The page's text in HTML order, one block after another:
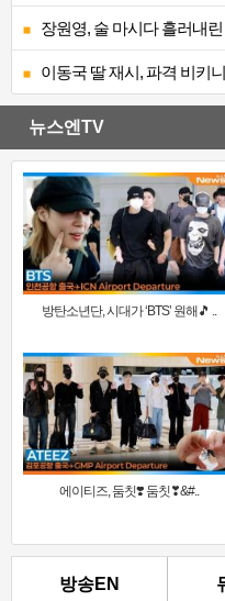
장원영, 술 마시다 흘러내
이동국 딸 재시, 파격 비키
뉴스엔TV
방탄소년단, 시대가 ‘BTS’ 원해🎵 ..
에이티즈, 둠칫❣️ 둠칫❣&#..
방송EN